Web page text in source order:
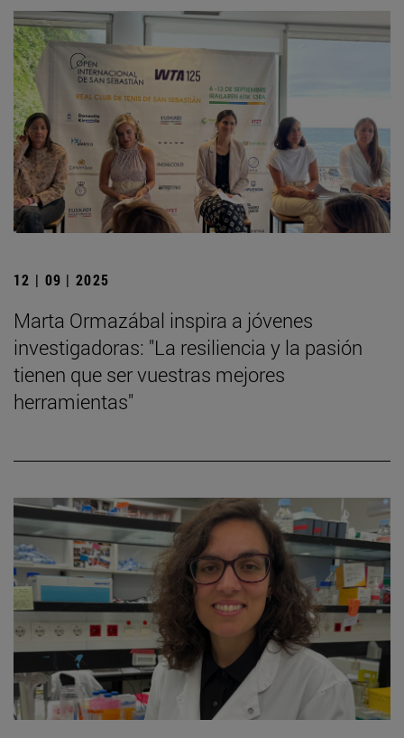
12 | 09 | 2025
Marta Ormazábal inspira a jóvenes
investigadoras: "La resiliencia y la pasión
tienen que ser vuestras mejores
herramientas"